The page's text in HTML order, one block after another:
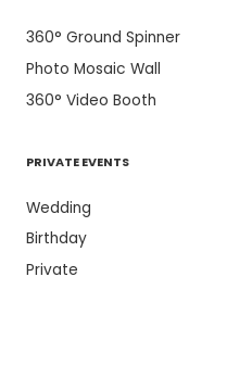
360° Ground Spinner
Photo Mosaic Wall
360° Video Booth
PRIVATE EVENTS
Wedding
Birthday
Private